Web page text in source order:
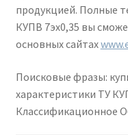
продукцией. Полные
КУПВ 7эх0,35 вы
основных сайтах
Поисковые фразы:
характеристики ТУ
Классификационное